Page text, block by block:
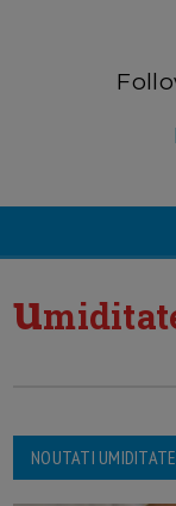
u
NOUTATI UMIDITATE